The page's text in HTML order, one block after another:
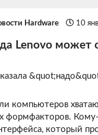
Hardware 10
Lenovo может
компьютеров
формфакторов. Кому-
который